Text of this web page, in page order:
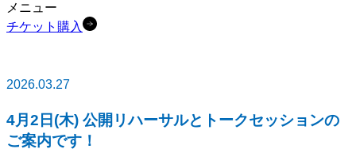
メニュー
チケット購入
2026.03.27
4月2日(木) 公開リハーサルとトークセッションの
ご案内です！